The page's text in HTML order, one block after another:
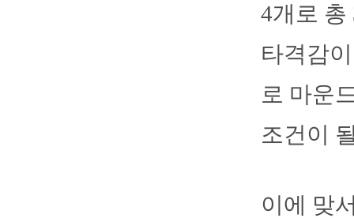
4개로 총
타격감
로 마운
조건이
이에 맞